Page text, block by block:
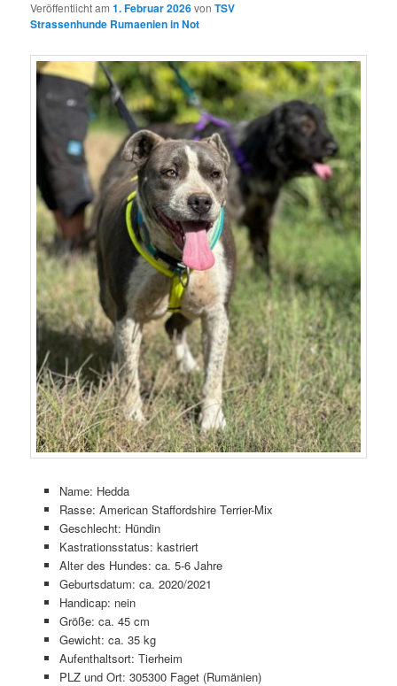
Veröffentlicht am1. Februar 2026vonTSV
Strassenhunde Rumaenien in Not
Name: Hedda
Rasse: American Staffordshire Terrier-Mix
Geschlecht: Hündin
Kastrationsstatus: kastriert
Alter des Hundes: ca. 5-6 Jahre
Geburtsdatum: ca. 2020/2021
Handicap: nein
Größe: ca. 45 cm
Gewicht: ca. 35 kg
Aufenthaltsort: Tierheim
PLZ und Ort: 305300 Faget (Rumänien)